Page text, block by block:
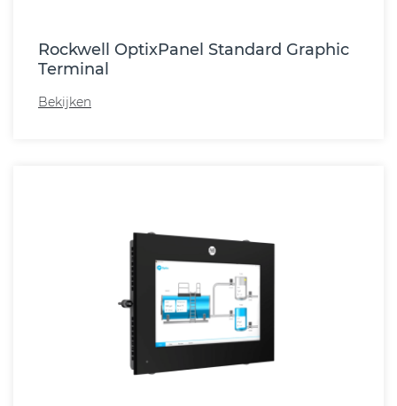
Rockwell OptixPanel Standard Graphic
Terminal
Bekijken